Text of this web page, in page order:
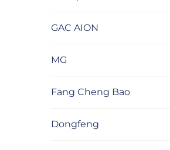
GAC AION
MG
Fang Cheng Bao
Dongfeng